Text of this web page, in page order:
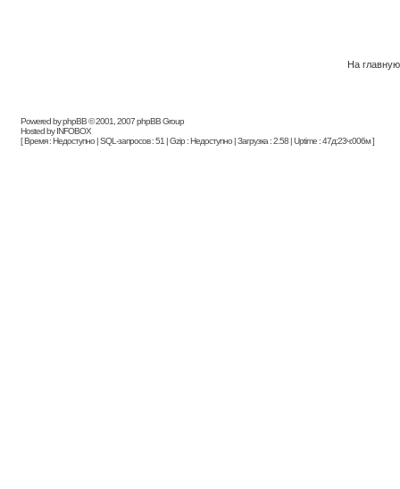
На главную
Powered by phpBB © 2001, 2007 phpBB Group
Hosted by INFOBOX
[ Время : Недоступно | SQL-запросов : 51 | Gzip : Недоступно | Загрузка : 2.58 | Uptime : 47д:23ч:006м ]